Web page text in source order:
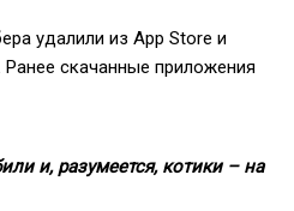
удалили из App Store и
Ранее скачанные приложения
и, разумеется, котики – на